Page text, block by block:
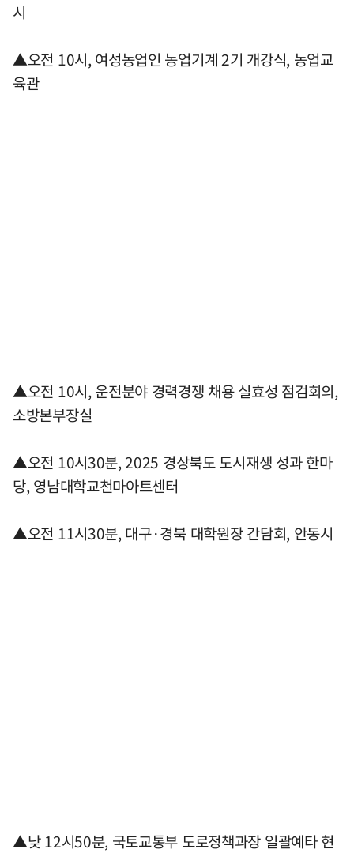
시
▲오전 10시, 여성농업인 농업기계 2기 개강식, 농업교
육관
▲오전 10시, 운전분야 경력경쟁 채용 실효성 점검회의,
소방본부장실
▲오전 10시30분, 2025 경상북도 도시재생 성과 한마
당, 영남대학교천마아트센터
▲오전 11시30분, 대구·경북 대학원장 간담회, 안동시
▲낮 12시50분, 국토교통부 도로정책과장 일괄예타 현